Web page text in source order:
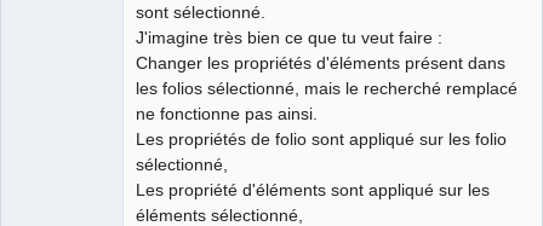
sont sélectionné.
J'imagine très bien ce que tu veut faire :
Changer les propriétés d'éléments présent dans
les folios sélectionné, mais le recherché remplacé
ne fonctionne pas ainsi.
Les propriétés de folio sont appliqué sur les folio
sélectionné,
Les propriété d'éléments sont appliqué sur les
éléments sélectionné,